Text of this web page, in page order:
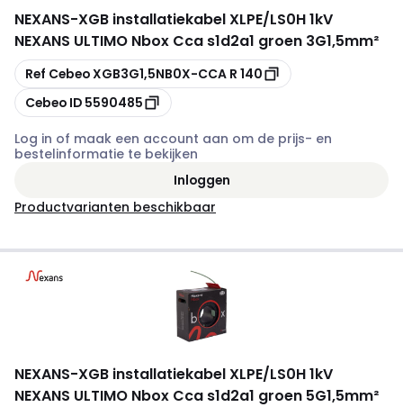
NEXANS-XGB installatiekabel XLPE/LS0H 1kV
NEXANS ULTIMO Nbox Cca s1d2a1 groen 3G1,5mm²
Kopiëren
Ref CebeoXGB3G1,5NB0X-CCA R 140
Kopiëren
Cebeo ID 5590485
Log in of maak een account aan om de prijs- en
bestelinformatie te bekijken
Inloggen
Productvarianten beschikbaar
NEXANS-XGB installatiekabel XLPE/LS0H 1kV
NEXANS ULTIMO Nbox Cca s1d2a1 groen 5G1,5mm²